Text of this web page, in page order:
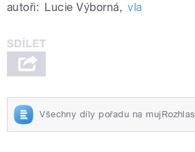
autoři: Lucie Výborná, vla
Všechny díly pořadu na mujRozhlas